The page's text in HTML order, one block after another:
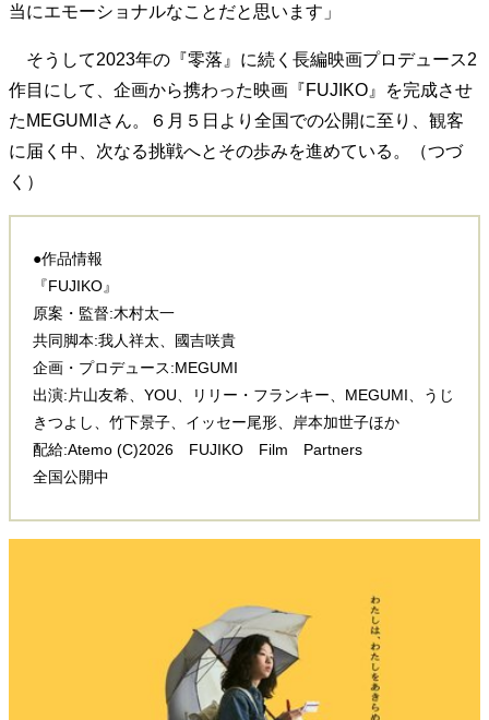
当にエモーショナルなことだと思います」
そうして2023年の『零落』に続く長編映画プロデュース2
作目にして、企画から携わった映画『FUJIKO』を完成させ
たMEGUMIさん。６月５日より全国での公開に至り、観客
に届く中、次なる挑戦へとその歩みを進めている。（つづ
く）
●作品情報
『FUJIKO』
原案・監督:木村太一
共同脚本:我人祥太、國吉咲貴
企画・プロデュース:MEGUMI
出演:片山友希、YOU、リリー・フランキー、MEGUMI、うじ
きつよし、竹下景子、イッセー尾形、岸本加世子ほか
配給:Atemo (C)2026 FUJIKO Film Partners
全国公開中